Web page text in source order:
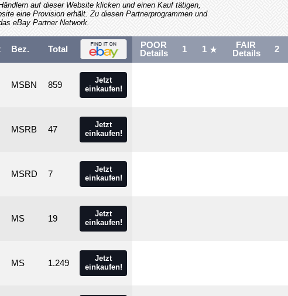
auf dieser Website klicken und einen Kauf tätigen,
eine Provision erhält. Zu diesen Partnerprogrammen und
eBay Partner Network.
Bez. Total
MSBN 859
Jetzt
einkaufen!
MSRB 47
Jetzt
einkaufen!
MSRD 7
Jetzt
einkaufen!
MS 19
Jetzt
einkaufen!
MS 1.249
Jetzt
einkaufen!
POOR
Details
1 1
FAIR
Details
2